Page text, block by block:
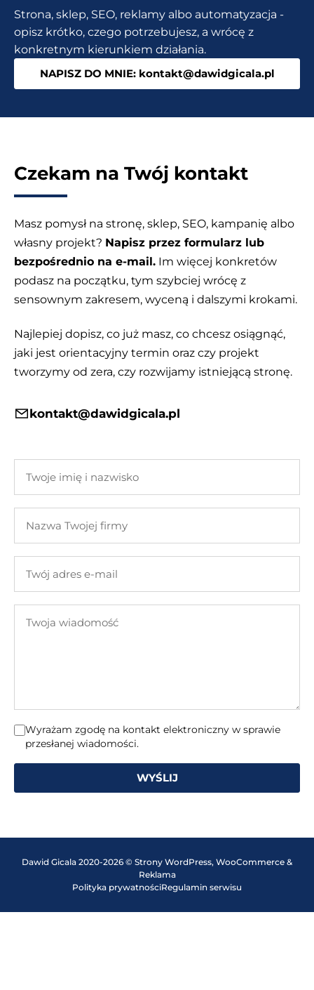
sprzedaje
oszczędza
Strona, sklep, SEO, reklamy albo automatyzacja -
opisz krótko, czego potrzebujesz, a wrócę z
konkretnym kierunkiem działania.
NAPISZ DO MNIE: kontakt@dawidgicala.pl
Czekam na Twój kontakt
Masz pomysł na stronę, sklep, SEO, kampanię albo
własny projekt? Napisz przez formularz lub
bezpośrednio na e-mail. Im więcej konkretów
podasz na początku, tym szybciej wrócę z
sensownym zakresem, wyceną i dalszymi krokami.
Najlepiej dopisz, co już masz, co chcesz osiągnąć,
jaki jest orientacyjny termin oraz czy projekt
tworzymy od zera, czy rozwijamy istniejącą stronę.
kontakt@dawidgicala.pl
imię
nazwisko
Twojej
adres
mail
wiadomość
Wyrażam zgodę na kontakt elektroniczny w sprawie
przesłanej wiadomości.
WYŚLIJ
Dawid Gicala 2020-2026 © Strony WordPress, WooCommerce &
Reklama
Polityka prywatnościRegulamin serwisu